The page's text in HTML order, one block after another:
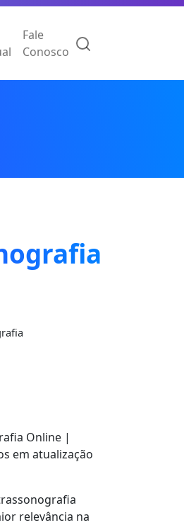
Fale
Conosco
Online |
em atualização
relevância na